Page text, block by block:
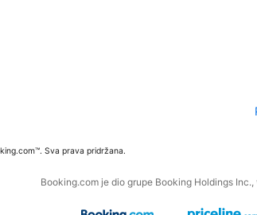
Sva prava pridržana.
Booking.com je dio grupe Booking Holdings